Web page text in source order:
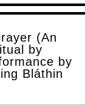
(An
by
by
Bláthin